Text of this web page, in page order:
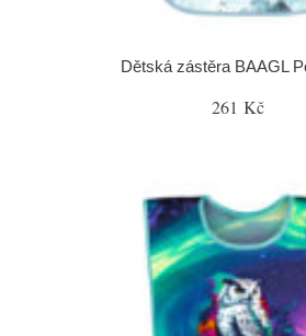
Dětská zástěra BAAGL
261 Kč